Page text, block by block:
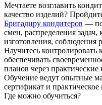
Мечтаете возглавить
качество изделий?
Бригадиру кондитеров —
смен, распределения задач,
изготовления, соблюдения
Научитесь контролировать
обеспечивать
планов через
Обучение ведут опытные
сертификат и
Где можно обучиться?